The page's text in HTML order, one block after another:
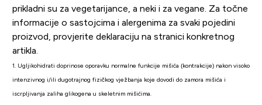
prikladni su za vegetarijance, a neki i za vegane. Za točne
informacije o sastojcima i alergenima za svaki pojedini
proizvod, provjerite deklaraciju na stranici konkretnog
artikla.
1. Ugljikohidrati doprinose oporavku normalne funkcije mišića (kontrakcije) nakon visoko
intenzivnog i/ili dugotrajnog fizičkog vježbanja koje dovodi do zamora mišića i
iscrpljivanja zaliha glikogena u skeletnim mišićima.